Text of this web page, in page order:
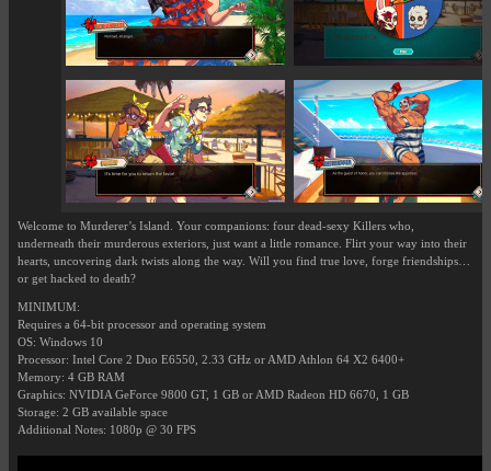
Welcome to Murderer’s Island. Your companions: four dead-sexy Killers who,
underneath their murderous exteriors, just want a little romance. Flirt your way into their
hearts, uncovering dark twists along the way. Will you find true love, forge friendships…
or get hacked to death?
MINIMUM:
Requires a 64-bit processor and operating system
OS: Windows 10
Processor: Intel Core 2 Duo E6550, 2.33 GHz or AMD Athlon 64 X2 6400+
Memory: 4 GB RAM
Graphics: NVIDIA GeForce 9800 GT, 1 GB or AMD Radeon HD 6670, 1 GB
Storage: 2 GB available space
Additional Notes: 1080p @ 30 FPS